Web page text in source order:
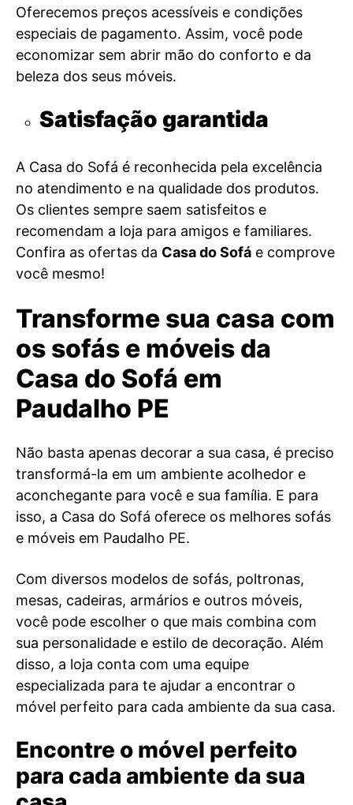
Oferecemos preços acessíveis e condições
especiais de pagamento. Assim, você pode
economizar sem abrir mão do conforto e da
beleza dos seus móveis.
Satisfação garantida
A Casa do Sofá é reconhecida pela excelência
no atendimento e na qualidade dos produtos.
Os clientes sempre saem satisfeitos e
recomendam a loja para amigos e familiares.
Confira as ofertas da Casa do Sofá e comprove
você mesmo!
Transforme sua casa com
os sofás e móveis da
Casa do Sofá em
Paudalho PE
Não basta apenas decorar a sua casa, é preciso
transformá-la em um ambiente acolhedor e
aconchegante para você e sua família. E para
isso, a Casa do Sofá oferece os melhores sofás
e móveis em Paudalho PE.
Com diversos modelos de sofás, poltronas,
mesas, cadeiras, armários e outros móveis,
você pode escolher o que mais combina com
sua personalidade e estilo de decoração. Além
disso, a loja conta com uma equipe
especializada para te ajudar a encontrar o
móvel perfeito para cada ambiente da sua casa.
Encontre o móvel perfeito
para cada ambiente da sua